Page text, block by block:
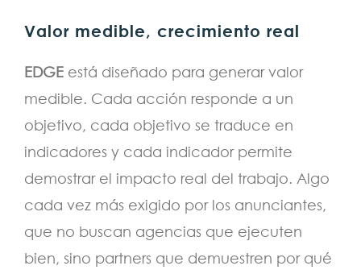
Valor medible, crecimiento real
EDGE está diseñado para generar valor
medible. Cada acción responde a un
objetivo, cada objetivo se traduce en
indicadores y cada indicador permite
demostrar el impacto real del trabajo. Algo
cada vez más exigido por los anunciantes,
que no buscan agencias que ejecuten
bien, sino partners que demuestren por qué